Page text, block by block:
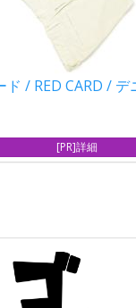
ド / RED CARD / デ
[PR]詳細